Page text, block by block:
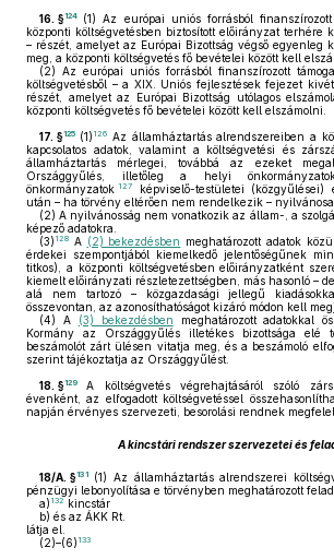
16. §124 (1) Az európai uniós forrásból
központi költségvetésben biztosított előirányzat terhére
– részét, amelyet az Európai Bizottság végső egyenleg
meg, a központi költségvetés fő bevételei között kell
(2) Az európai uniós forrásból finanszírozott
költségvetésből – a XIX. Uniós fejlesztések fejezet
részét, amelyet az Európai Bizottság utólagos
központi költségvetés fő bevételei között kell elszámolni.
17. §125 (1) 126Az államháztartás alrendszereiben a
kapcsolatos adatok, valamint a költségvetési és
államháztartás mérlegei, továbbá az ezeket
Országgyűlés, illetőleg a helyi
önkormányzatok 127
képviselő-testületei (közgyűlései)
után – ha törvény eltérően nem rendelkezik –
(2) A nyilvánosság nem vonatkozik az állam-, a
képező adatokra.
(3) 128 A (2) bekezdésben meghatározott adatok
érdekei szempontjából kiemelkedő jelentőségűnek
titkos), a központi költségvetésben előirányzatként
kiemelt előirányzati részletezettségben, más hasonló –
alá nem tartozó – közgazdasági jellegű
összevontan, az azonosíthatóságot kizáró módon kell
(4) A (3) bekezdésben meghatározott adatokkal
Kormány az Országgyűlés illetékes bizottsága elé
beszámolót zárt ülésen vitatja meg, és a beszámoló
szerint tájékoztatja az Országgyűlést.
18. §129
A költségvetés végrehajtásáról szóló
évenként, az elfogadott költségvetéssel
napján érvényes szervezeti, besorolási rendnek
A kincstári rendszer szervezetei és
18/A. §131 (1) Az államháztartás alrendszerei
pénzügyi lebonyolítása e törvényben meghatározott
a) 132 kincstár
b) és az ÁKK Rt.
látja el.
(2)–(6) 133